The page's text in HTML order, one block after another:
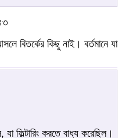
বিতর্কের কিছু নাই। বর্তমানে যা
ফিল্টারিং করতে বাধ্য করেছিল।